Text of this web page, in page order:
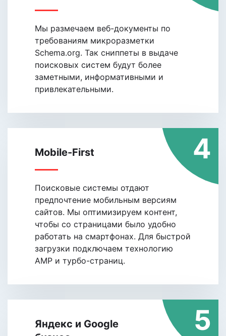
Мы размечаем веб-документы по
требованиям микроразметки
Schema.org. Так сниппеты в выдаче
поисковых систем будут более
заметными, информативными и
привлекательными.
Mobile-First 4
Поисковые системы отдают
предпочтение мобильным версиям
сайтов. Мы оптимизируем контент,
чтобы со страницами было удобно
работать на смартфонах. Для быстрой
загрузки подключаем технологию
АMP и турбо-страниц.
Яндекс и Google
5